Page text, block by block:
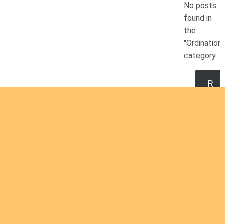
No posts
found in
the
category.
R